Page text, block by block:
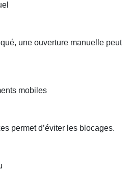
une ouverture manuelle peut
mobiles
permet d’éviter les blocages.